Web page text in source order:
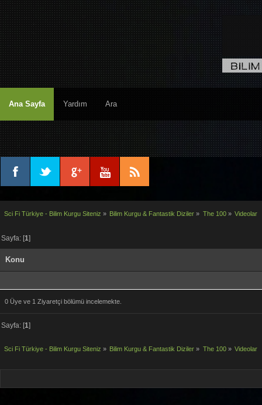
Ana Sayfa Yardım Ara
Sci Fi Türkiye - Bilim Kurgu Siteniz » Bilim Kurgu & Fantastik Diziler » The 100» Videolar
Sayfa: [1]
Konu
0 Üye ve 1 Ziyaretçi bölümü incelemekte.
Sayfa: [1]
Sci Fi Türkiye - Bilim Kurgu Siteniz » Bilim Kurgu & Fantastik Diziler » The 100» Videolar